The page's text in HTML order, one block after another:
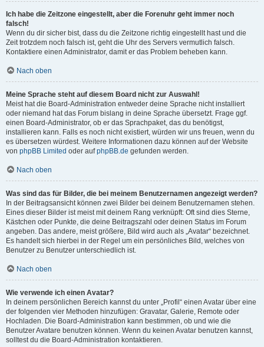
Ich habe die Zeitzone eingestellt, aber die Forenuhr geht immer noch
falsch!
Wenn du dir sicher bist, dass du die Zeitzone richtig eingestellt hast und die
Zeit trotzdem noch falsch ist, geht die Uhr des Servers vermutlich falsch.
Kontaktiere einen Administrator, damit er das Problem beheben kann.
Nach oben
Meine Sprache steht auf diesem Board nicht zur Auswahl!
Meist hat die Board-Administration entweder deine Sprache nicht installiert
oder niemand hat das Forum bislang in deine Sprache übersetzt. Frage ggf.
einen Board-Administrator, ob er das Sprachpaket, das du benötigst,
installieren kann. Falls es noch nicht existiert, würden wir uns freuen, wenn du
es übersetzen würdest. Weitere Informationen dazu können auf der Website
von phpBB Limited oder aufphpBB.de gefunden werden.
Nach oben
Was sind das für Bilder, die bei meinem Benutzernamen angezeigt werden?
In der Beitragsansicht können zwei Bilder bei deinem Benutzernamen stehen.
Eines dieser Bilder ist meist mit deinem Rang verknüpft: Oft sind dies Sterne,
Kästchen oder Punkte, die deine Beitragszahl oder deinen Status im Forum
angeben. Das andere, meist größere, Bild wird auch als „Avatar“ bezeichnet.
Es handelt sich hierbei in der Regel um ein persönliches Bild, welches von
Benutzer zu Benutzer unterschiedlich ist.
Nach oben
Wie verwende ich einen Avatar?
In deinem persönlichen Bereich kannst du unter „Profil“ einen Avatar über eine
der folgenden vier Methoden hinzufügen: Gravatar, Galerie, Remote oder
Hochladen. Die Board-Administration kann bestimmen, ob und wie die
Benutzer Avatare benutzen können. Wenn du keinen Avatar benutzen kannst,
solltest du die Board-Administration kontaktieren.